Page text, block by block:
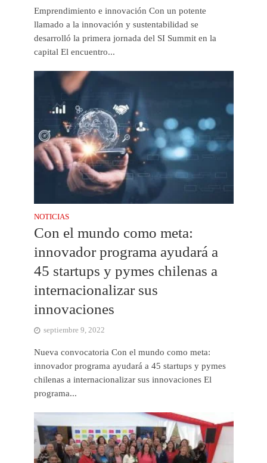
Emprendimiento e innovación Con un potente
llamado a la innovación y sustentabilidad se
desarrolló la primera jornada del SI Summit en la
capital El encuentro...
NOTICIAS
Con el mundo como meta:
innovador programa ayudará a
45 startups y pymes chilenas a
internacionalizar sus
innovaciones
septiembre 9, 2022
Nueva convocatoria Con el mundo como meta:
innovador programa ayudará a 45 startups y pymes
chilenas a internacionalizar sus innovaciones El
programa...